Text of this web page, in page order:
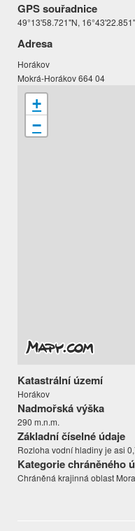
GPS souřadnice
49°13'58.721"N,
Adresa
Horákov
Mokrá-Horákov 664 04
+
−
Katastrální území
Horákov
Nadmořská výška
290 m.n.m.
Základní číselné údaje
Rozloha vodní hladiny je asi
Kategorie chráněného
Chráněná krajinná oblast